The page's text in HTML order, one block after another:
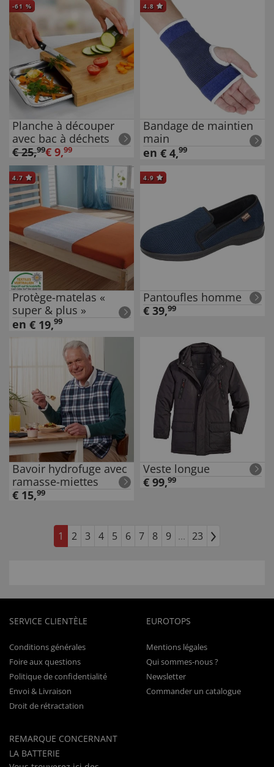
-61 %
Planche à découper
avec bac à déchets
€25,99€ 9,99
4.8
Bandage de maintien
main
en € 4,99
4.7
Protège-matelas «
super & plus »
en € 19,99
4.9
Pantoufles homme
€ 39,99
Bavoir hydrofuge avec
ramasse-miettes
€ 15,99
Veste longue
€ 99,99
1 2 3 4 5 6 7 8 9 ... 23
SERVICE CLIENTÈLE
Conditions générales
Foire aux questions
Politique de confidentialité
Envoi & Livraison
Droit de rétractation
REMARQUE CONCERNANT
LA BATTERIE
EUROTOPS
Mentions légales
Qui sommes-nous ?
Newsletter
Commander un catalogue